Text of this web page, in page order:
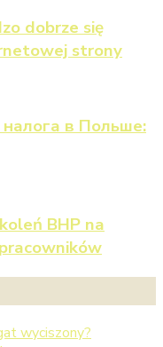
dobrze się
strony
в Польше:
BHP na
wyciszony?